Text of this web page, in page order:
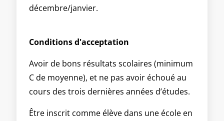
décembre/janvier.
Conditions d'acceptation
Avoir de bons résultats scolaires (minimum
C de moyenne), et ne pas avoir échoué au
cours des trois dernières années d’études.
Être inscrit comme élève dans une école en